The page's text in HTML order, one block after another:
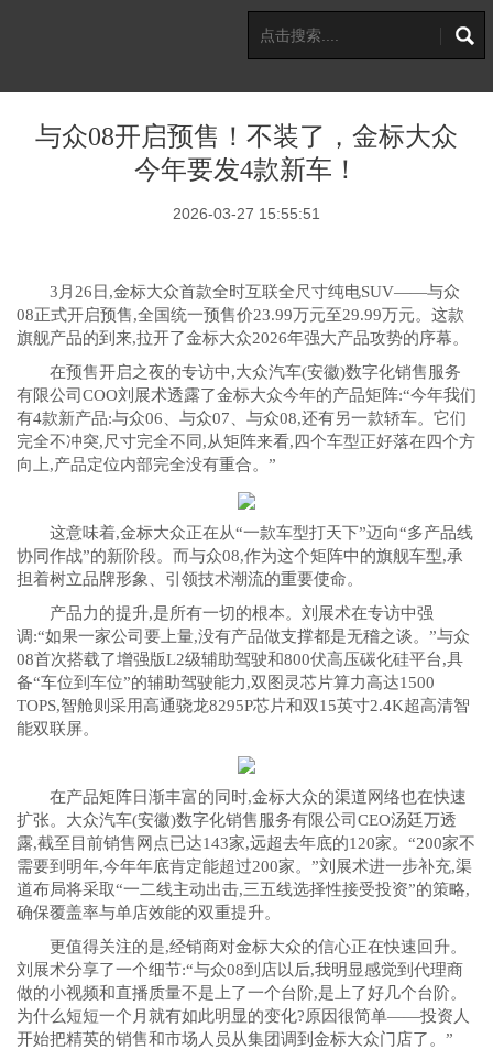
与众08开启预售！不装了，金标大众
今年要发4款新车！
2026-03-27 15:55:51
3月26日,金标大众首款全时互联全尺寸纯电SUV——与众
08正式开启预售,全国统一预售价23.99万元至29.99万元。这款
旗舰产品的到来,拉开了金标大众2026年强大产品攻势的序幕。
在预售开启之夜的专访中,大众汽车(安徽)数字化销售服务
有限公司COO刘展术透露了金标大众今年的产品矩阵:“今年我们
有4款新产品:与众06、与众07、与众08,还有另一款轿车。它们
完全不冲突,尺寸完全不同,从矩阵来看,四个车型正好落在四个方
向上,产品定位内部完全没有重合。”
这意味着,金标大众正在从“一款车型打天下”迈向“多产品线
协同作战”的新阶段。而与众08,作为这个矩阵中的旗舰车型,承
担着树立品牌形象、引领技术潮流的重要使命。
产品力的提升,是所有一切的根本。刘展术在专访中强
调:“如果一家公司要上量,没有产品做支撑都是无稽之谈。”与众
08首次搭载了增强版L2级辅助驾驶和800伏高压碳化硅平台,具
备“车位到车位”的辅助驾驶能力,双图灵芯片算力高达1500
TOPS,智舱则采用高通骁龙8295P芯片和双15英寸2.4K超高清智
能双联屏。
在产品矩阵日渐丰富的同时,金标大众的渠道网络也在快速
扩张。大众汽车(安徽)数字化销售服务有限公司CEO汤廷万透
露,截至目前销售网点已达143家,远超去年底的120家。“200家不
需要到明年,今年年底肯定能超过200家。”刘展术进一步补充,渠
道布局将采取“一二线主动出击,三五线选择性接受投资”的策略,
确保覆盖率与单店效能的双重提升。
更值得关注的是,经销商对金标大众的信心正在快速回升。
刘展术分享了一个细节:“与众08到店以后,我明显感觉到代理商
做的小视频和直播质量不是上了一个台阶,是上了好几个台阶。
为什么短短一个月就有如此明显的变化?原因很简单——投资人
开始把精英的销售和市场人员从集团调到金标大众门店了。”